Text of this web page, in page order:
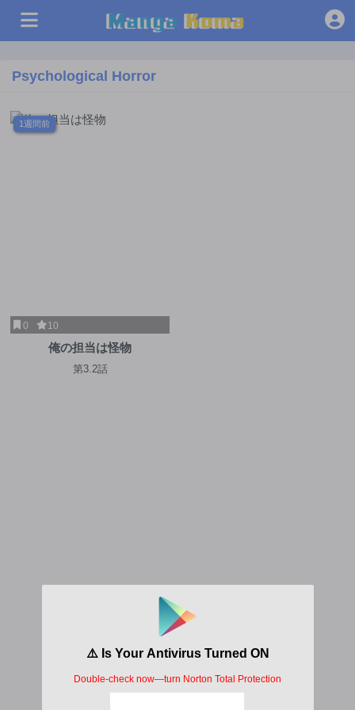
Psychological Horror
1週間前
0 10
俺の担当は怪物
第3.2話